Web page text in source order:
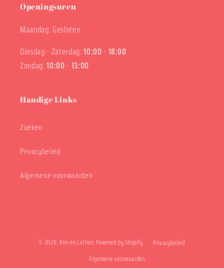
Openingsuren
Maandag: Gesloten
Dinsdag - Zaterdag:10:00 - 18:00
Zondag:10:00 - 13:00
Handige Links
Zoeken
Privacybeleid
Algemene voorwaarden
© 2026, Klei en Letters Powered by Shopify
Privacybeleid
Algemene voorwaarden